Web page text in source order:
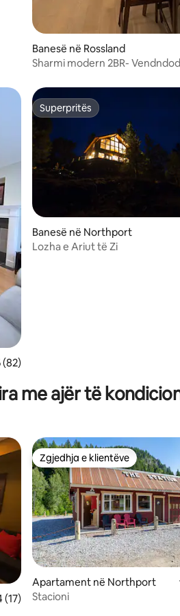
Banesë në Rossland
Sharmi modern 2BR-
mesatar 4,95 nga 5, 82 vlerësime
(82)
Superpritës
Superpritës
Banesë në Northport
Lozha e Ariut të Zi
me ajër të
mesatar 4,94 nga 5, 17 vlerësime
(17)
Zgjedhja e klientëve
Zgjedhja e klientëve
Apartament në Northport
Stacioni